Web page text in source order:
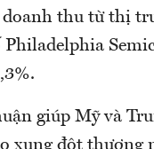
doanh thu từ thị
Philadelphia
giúp Mỹ và